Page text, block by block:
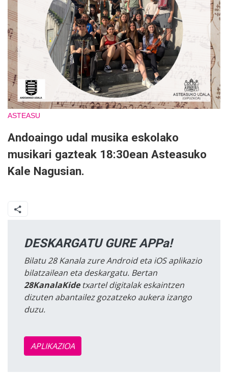
ASTEASU
Andoaingo udal musika eskolako
musikari gazteak 18:30ean Asteasuko
Kale Nagusian.
DESKARGATU GURE APPa!
Bilatu 28 Kanala zure Android eta iOS aplikazio
bilatzailean eta deskargatu. Bertan
28KanalaKidetxartel digitalak eskaintzen
dizuten abantailez gozatzeko aukera izango
duzu.
APLIKAZIOA